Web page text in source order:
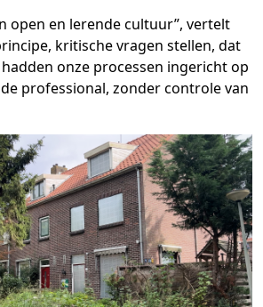
open en lerende cultuur”, vertelt
kritische vragen stellen, dat
onze processen ingericht op
professional, zonder controle van